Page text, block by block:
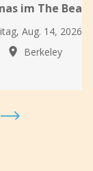
im The Beat
Aug. 14, 2026
Berkeley